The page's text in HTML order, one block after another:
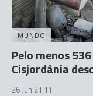
MUNDO
Pelo menos
Cisjordânia
26 Jun 21:11